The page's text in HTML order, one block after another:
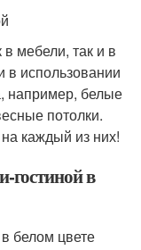
мебели, так и в
в использовании
например, белые
потолки.
каждый из них!
гостиной в
белом цвете